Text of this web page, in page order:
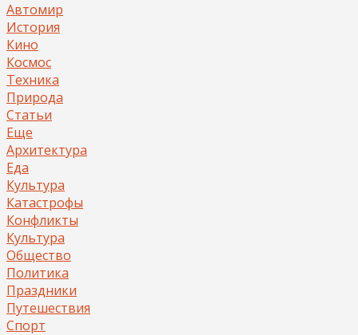
Автомир
История
Кино
Космос
Техника
Природа
Статьи
Еще
Архитектура
Еда
Культура
Катастрофы
Конфликты
Культура
Общество
Политика
Праздники
Путешествия
Спорт